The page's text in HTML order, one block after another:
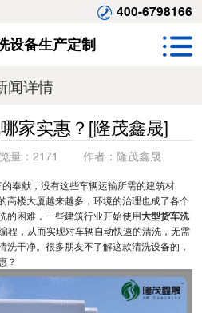
400-6798166
设备生产定制
闻详情
家实惠？[隆茂鑫晟]
量： 2171 作者： 隆茂鑫晟
奉献，没有这些车辆运输所需的建筑材
高楼大厦越来越多，环境的治理也成了各个
的困难，一些建筑行业开始使用大型货车洗
程，从而实现对车辆自动快速的清洗，无需
洗干净。很多朋友不了解这款清洗设备的，
？